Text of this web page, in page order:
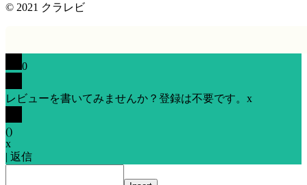
© 2021 クラレビ
0
レビューを書いてみませんか？登録は不要です。 x
()
x
| 返信